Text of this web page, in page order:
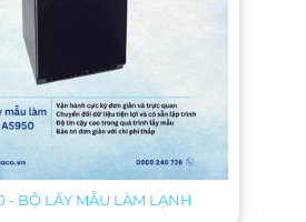
- BỘ LẤY MẪU LÀM LẠNH